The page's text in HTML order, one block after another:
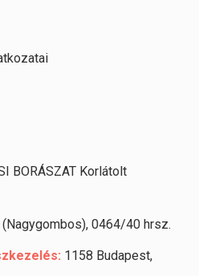
BORÁSZAT Korlátolt
0464/40 hrsz.
1158 Budapest,